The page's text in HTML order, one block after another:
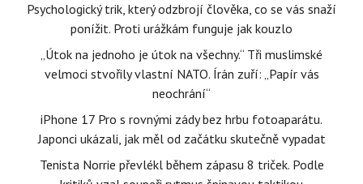
Psychologický trik, který odzbrojí člověka, co se vás snaží
ponížit. Proti urážkám funguje jak kouzlo
„Útok na jednoho je útok na všechny.“ Tři muslimské
velmoci stvořily vlastní NATO. Írán zuří: „Papír vás
neochrání“
iPhone 17 Pro s rovnými zády bez hrbu fotoaparátu.
Japonci ukázali, jak měl od začátku skutečně vypadat
Tenista Norrie převlékl během zápasu 8 triček. Podle